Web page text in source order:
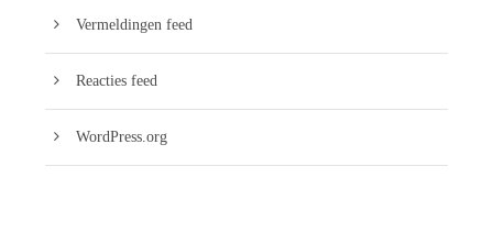
Vermeldingen feed
Reacties feed
WordPress.org